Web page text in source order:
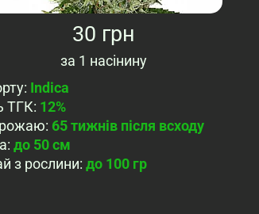
30 грн
за 1 насінину
: Indica
ТГК: 12%
: 65 тижнів після всходу
: до 50 см
з рослини: до 100 гр